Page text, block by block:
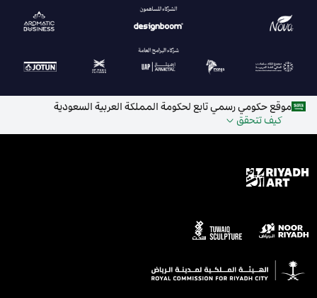
موقع حكومي رسمي تابع لحكومة المملكة العربية السعودية
كيف تتحقق